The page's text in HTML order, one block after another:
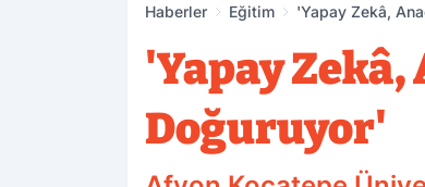
Haberler Eğitim 'Yapay Zekâ,
'Yapay
Doğuruyor'